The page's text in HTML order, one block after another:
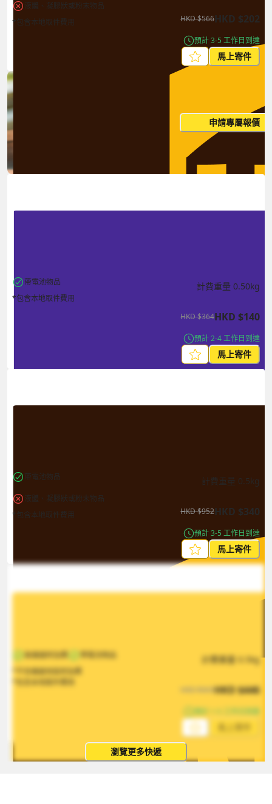
液體、凝膠狀或粉末物品
*包含本地取件費用
HKD$566HKD $202
預計 3-5 工作日到達
馬上寄件
申請專屬報價
帶電池物品
*包含本地取件費用
計費重量 0.50kg
HKD$364HKD $140
預計 2-4 工作日到達
馬上寄件
帶電池物品
液體、凝膠狀或粉末物品
*包含本地取件費用
計費重量 0.5kg
HKD$952HKD $340
預計 3-5 工作日到達
馬上寄件
無偏遠附加費
帶電池物品
*不含偏遠地區附加費
*包含本地取件費用
計費重量 0.5kg
669HKD$446
預計 1-5 工作日到達
瀏覽更多快遞